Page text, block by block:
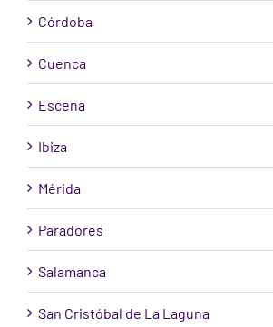
Córdoba
Cuenca
Escena
Ibiza
Mérida
Paradores
Salamanca
San Cristóbal de La Laguna